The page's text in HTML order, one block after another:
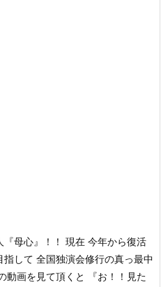
母心』！！ 現在 今年から復活
して 全国独演会修行の真っ最中
動画を見て頂くと 『お！！見た